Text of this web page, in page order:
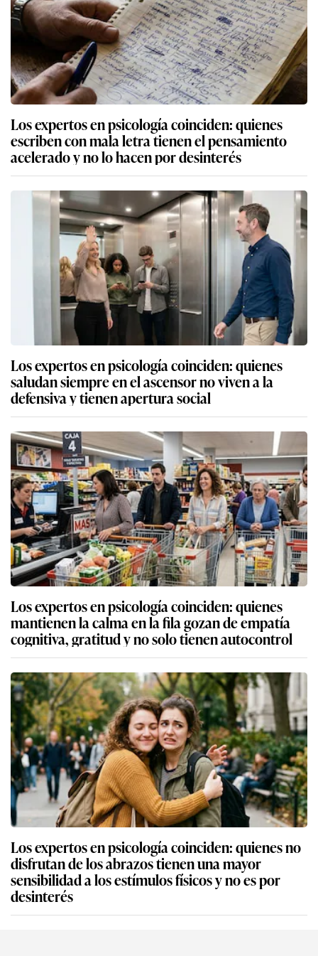
Los expertos en psicología coinciden: quienes
escriben con mala letra tienen el pensamiento
acelerado y no lo hacen por desinterés
Los expertos en psicología coinciden: quienes
saludan siempre en el ascensor no viven a la
defensiva y tienen apertura social
Los expertos en psicología coinciden: quienes
mantienen la calma en la fila gozan de empatía
cognitiva, gratitud y no solo tienen autocontrol
Los expertos en psicología coinciden: quienes no
disfrutan de los abrazos tienen una mayor
sensibilidad a los estímulos físicos y no es por
desinterés